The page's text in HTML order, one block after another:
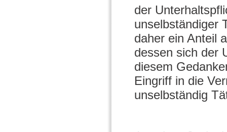
der
unselbständiger
daher ein Anteil
dessen sich der
diesem
Eingriff in die
unselbständig